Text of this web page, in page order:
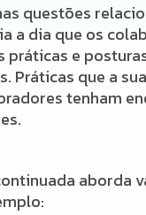
questões
a dia que os
práticas e
Práticas que a
tenham
aborda